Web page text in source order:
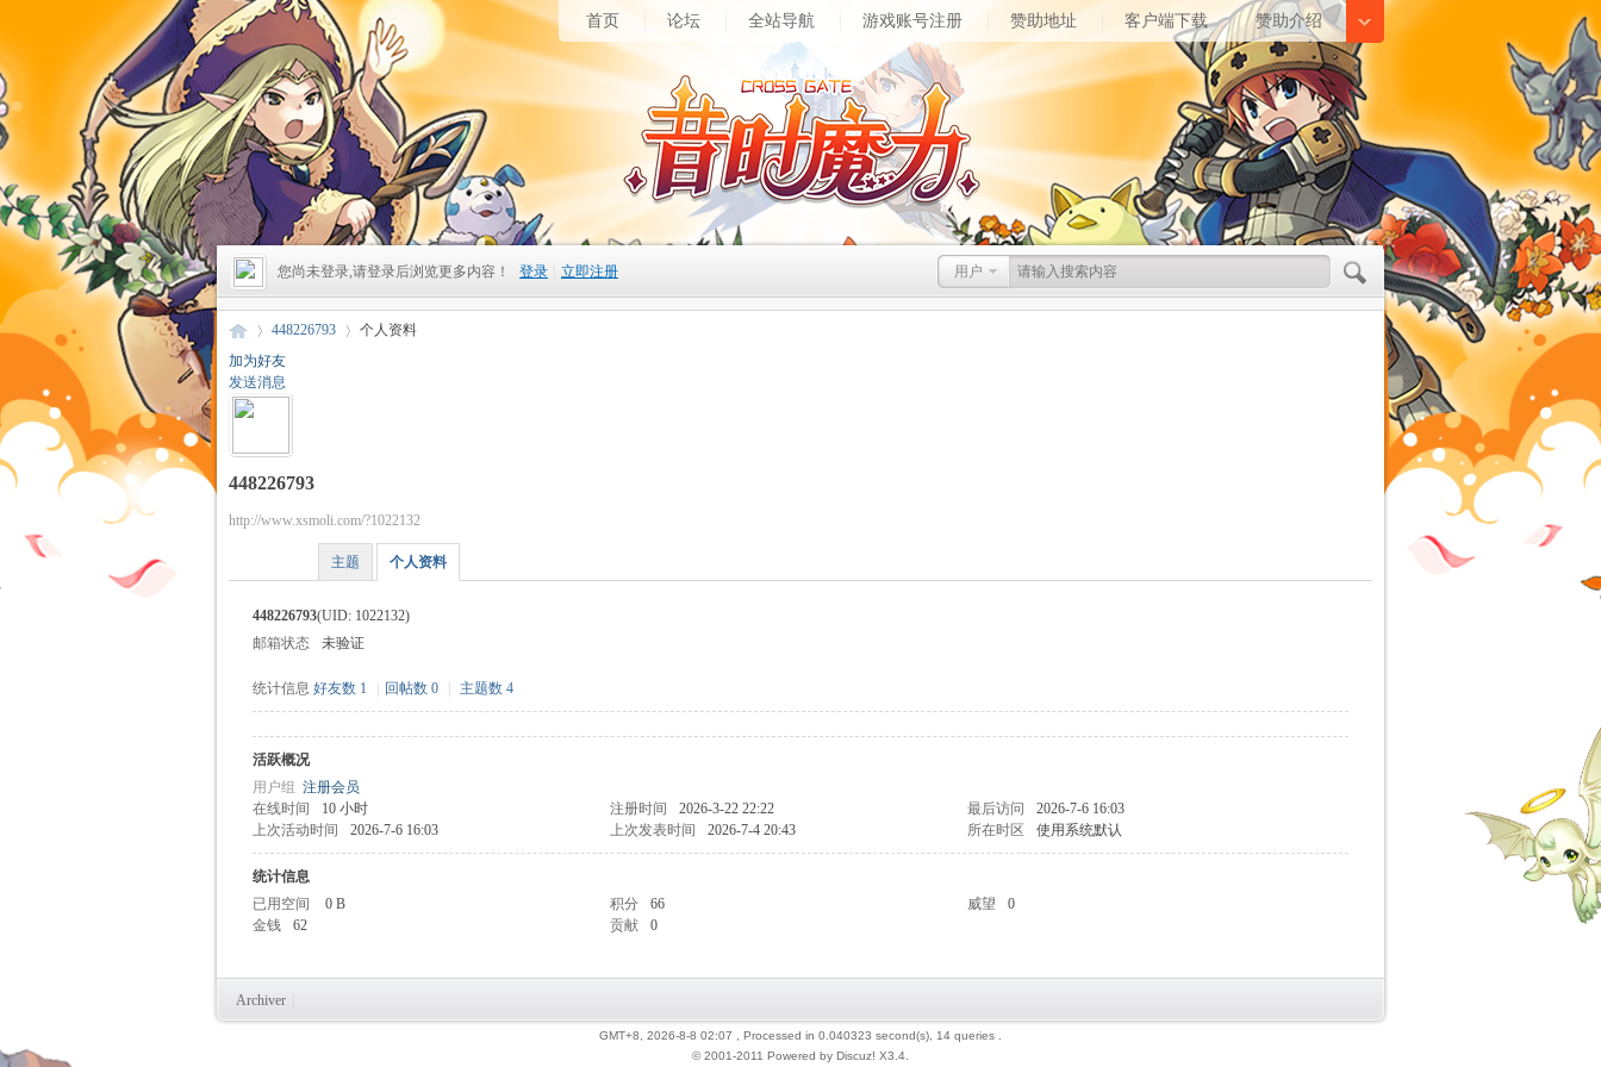
首页 论坛 全站导航 游戏账号注册 赞助地址 客户端下载 赞助介绍
用户
您尚未登录,请登录后浏览更多内容！ 登录 立即注册
448226793
个人资料
加为好友
发送消息
448226793
http://www.xsmoli.com/?1022132
主题 个人资料
448226793(UID: 1022132)
邮箱状态
未验证
统计信息 好友数 1 回帖数 0 主题数 4
活跃概况
用户组 注册会员
在线时间
10 小时 注册时间 2026-3-22 22:22 最后访问
2026-7-6 16:03
上次活动时间
2026-7-6 16:03 上次发表时间 2026-7-4 20:43 所在时区 使用系统默认
统计信息
已用空间
0 B 积分 66 威望
0
金钱
62 贡献 0
Archiver
GMT+8, 2026-8-8 02:07
, Processed in 0.040323 second(s), 14 queries .
© 2001-2011 Powered by Discuz! X3.4